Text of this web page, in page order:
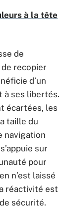
à la tête
de
de recopier
d’un
à ses libertés.
écartées, les
taille du
navigation
sur
pour
n’est laissé
réactivité est
sécurité.